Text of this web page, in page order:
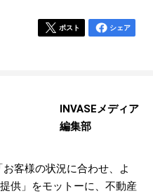
ポスト シェア
INVASEメディア
編集部
客様の状況に合わせ、よ
供」をモットーに、不動産